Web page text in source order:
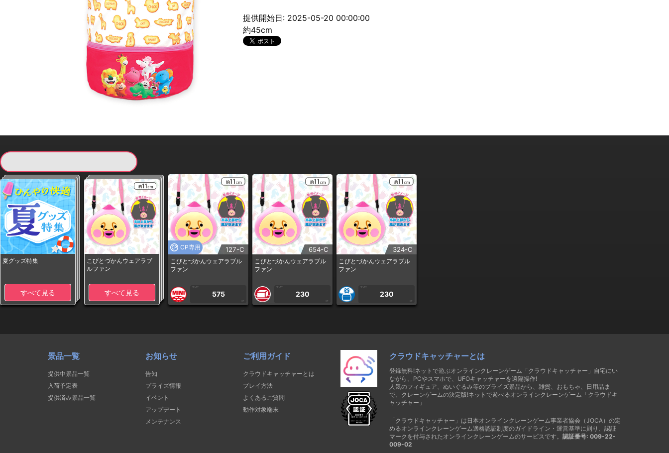
提供開始日: 2025-05-20 00:00:00
約45cm
夏グッズ特集
すべて見る
こびとづかんウェアラブ
ルファン
すべて見る
CP専用 127-C
こびとづかんウェアラブル
ファン
1PLAY
575
CP
654-C
こびとづかんウェアラブル
ファン
1PLAY
230
CP
324-C
こびとづかんウェアラブル
ファン
1PLAY
230
CP
景品一覧
提供中景品一覧
入荷予定表
提供済み景品一覧
お知らせ
告知
プライズ情報
イベント
アップデート
メンテナンス
ご利用ガイド
クラウドキャッチャーとは
プレイ方法
よくあるご質問
動作対象端末
クラウドキャッチャーとは
登録無料!ネットで遊ぶオンラインクレーンゲーム「クラウドキャッチャー」自宅にい
ながら、PCやスマホで、UFOキャッチャーを遠隔操作!
人気のフィギュア、ぬいぐるみ等のプライズ景品から、雑貨、おもちゃ、日用品ま
で、クレーンゲームの決定版!ネットで遊べるオンラインクレーンゲーム「クラウドキ
ャッチャー」
「クラウドキャッチャー」は日本オンラインクレーンゲーム事業者協会（JOCA）の定
めるオンラインクレーンゲーム適格認証制度のガイドライン・運営基準に則り、認証
マークを付与されたオンラインクレーンゲームのサービスです。 認証番号: 009-22-
009-02